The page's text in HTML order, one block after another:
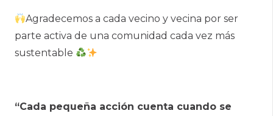
Agradecemos a cada vecino y vecina por ser
parte activa de una comunidad cada vez más
sustentable
“Cada pequeña acción cuenta cuando se